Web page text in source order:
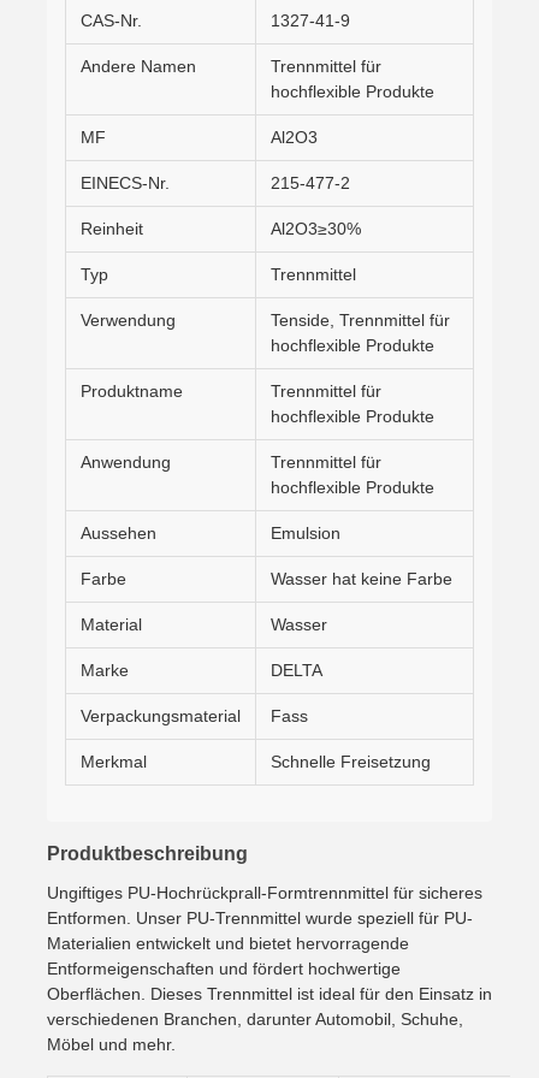
CAS-Nr. 1327-41-9
Andere Namen
Trennmittel für
hochflexible Produkte
MF Al2O3
EINECS-Nr. 215-477-2
Reinheit Al2O3≥30%
Typ Trennmittel
Verwendung
Tenside, Trennmittel für
hochflexible Produkte
Produktname
Trennmittel für
hochflexible Produkte
Anwendung
Trennmittel für
hochflexible Produkte
Aussehen Emulsion
Farbe Wasser hat keine Farbe
Material Wasser
Marke DELTA
Verpackungsmaterial Fass
Merkmal Schnelle Freisetzung
Produktbeschreibung
Ungiftiges PU-Hochrückprall-Formtrennmittel für sicheres
Entformen. Unser PU-Trennmittel wurde speziell für PU-
Materialien entwickelt und bietet hervorragende
Entformeigenschaften und fördert hochwertige
Oberflächen. Dieses Trennmittel ist ideal für den Einsatz in
verschiedenen Branchen, darunter Automobil, Schuhe,
Möbel und mehr.